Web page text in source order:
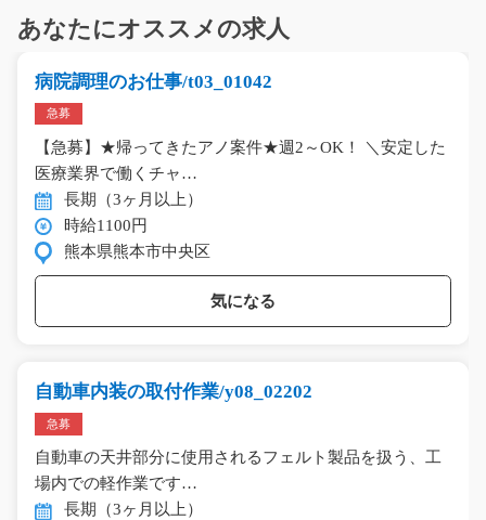
あなたにオススメの求人
病院調理のお仕事/t03_01042
急募
【急募】★帰ってきたアノ案件★週2～OK！ ＼安定した
医療業界で働くチャ…
長期（3ヶ月以上）
時給1100円
熊本県熊本市中央区
気になる
自動車内装の取付作業/y08_02202
急募
自動車の天井部分に使用されるフェルト製品を扱う、工
場内での軽作業です…
長期（3ヶ月以上）